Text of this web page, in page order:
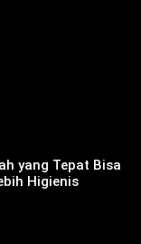
yang Tepat Bisa
Higienis